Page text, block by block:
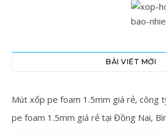
BÀI VIẾT MỚI
Mút xốp pe foam 1.5mm giá rẻ, công
pe foam 1.5mm giá rẻ tại Đồng Nai,